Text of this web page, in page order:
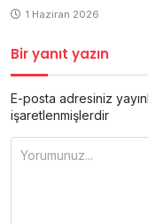
1 Haziran 2026
Bir yanıt yazın
E-posta adresiniz
işaretlenmişlerdir